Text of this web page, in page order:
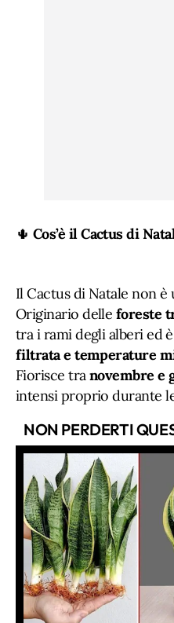
🌵 Cos’è il Cactus di
Il Cactus di Natale non
Originario delle foreste
tra i rami degli alberi ed
filtrata e temperature
Fiorisce tranovembre e
intensi proprio durante
NON PERDERTI